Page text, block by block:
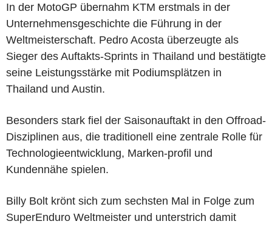
In der MotoGP übernahm KTM erstmals in der
Unternehmensgeschichte die Führung in der
Weltmeisterschaft. Pedro Acosta überzeugte als
Sieger des Auftakts-Sprints in Thailand und bestätigte
seine Leistungsstärke mit Podiumsplätzen in
Thailand und Austin.
Besonders stark fiel der Saisonauftakt in den Offroad-
Disziplinen aus, die traditionell eine zentrale Rolle für
Technologieentwicklung, Marken-profil und
Kundennähe spielen.
Billy Bolt krönt sich zum sechsten Mal in Folge zum
SuperEnduro Weltmeister und unterstrich damit